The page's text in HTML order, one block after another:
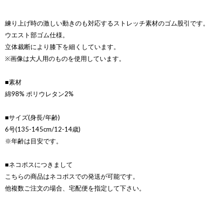
練り上げ時の激しい動きのも対応するストレッチ素材のゴム股引です。
ウエスト部ゴム仕様。
立体裁断により膝下を細くしています。
※画像は大人用のものを使用しています。
■素材
綿98% ポリウレタン2%
■サイズ(身長/年齢)
6号(135-145cm/12-14歳)
※年齢は目安です。
■ネコポスにつきまして
こちらの商品はネコポスでの発送が可能です。
他複数ご注文の場合、宅配便を指定して下さい。